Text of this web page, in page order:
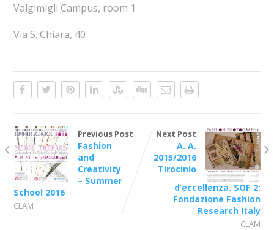
Valgimigli Campus, room 1
Via S. Chiara, 40
Previous Post
Fashion
and
Creativity
– Summer
School 2016
CLAM
Next Post
A. A.
2015/2016
Tirocinio
d’eccellenza. SOF 2:
Fondazione Fashion
Research Italy
CLAM